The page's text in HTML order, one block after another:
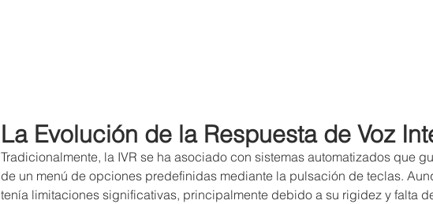
La Evolución de la Respuesta de Voz
Tradicionalmente, la IVR se ha asociado con sistemas automatizados que
de un menú de opciones predefinidas mediante la pulsación de teclas.
tenía limitaciones significativas, principalmente debido a su rigidez y falta